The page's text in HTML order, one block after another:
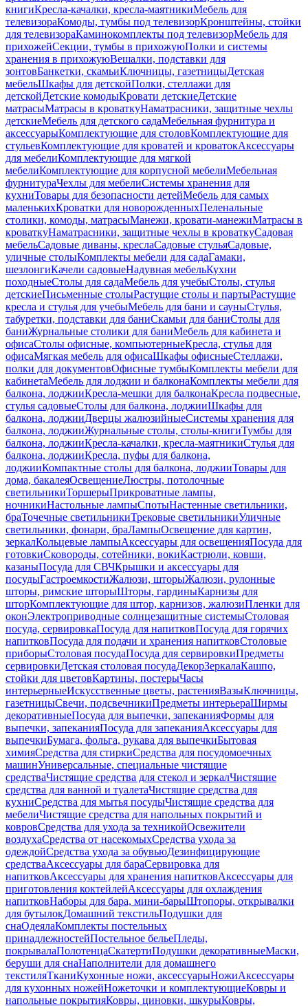
книгиКресла-качалки, кресла-маятникиМебель для
телевизораКомоды, тумбы под телевизорКронштейны, стойки
для телевизораКаминокомплекты под телевизорМебель для
прихожейСекции, тумбы в прихожуюПолки и системы
хранения в прихожуюВешалки, подставки для
зонтовБанкетки, скамьиКлючницы, газетницыДетская
мебельШкафы для детскойПолки, стеллажи для
детскойДетские комодыКровати детскиеДетские
матрасыМатрасы в кроваткуНаматрасники, защитные чехлы
детскиеМебель для детского садаМебельная фурнитура и
аксессуарыКомплектующие для столовКомплектующие для
стульевКомплектующие для кроватей и кроватокАксессуары
для мебелиКомплектующие для мягкой
мебелиКомплектующие для корпусной мебелиМебельная
фурнитураЧехлы для мебелиСистемы хранения для
кухниТовары для безопасности детейМебель для самых
маленькихКроватки для новорожденныхПеленальные
столики, комоды, матрасыМанежи, кровати-манежиМатрасы в
кроваткуНаматрасники, защитные чехлы в кроваткуСадовая
мебельСадовые диваны, креслаСадовые стульяСадовые,
уличные столыКомплекты мебели для садаГамаки,
шезлонгиКачели садовыеНадувная мебельКухни
походныеСтолы для садаМебель для учебыСтолы, стулья
детскиеПисьменные столыРастущие столы и партыРастущие
кресла и стулья для учебыМебель для бани и сауныСтулья,
табуретки, подставки для баниСкамьи для баниСтолы для
баниЖурнальные столики для баниМебель для кабинета и
офисаСтолы офисные, компьютерныеКресла, стулья для
офисаМягкая мебель для офисаШкафы офисныеСтеллажи,
полки для документовОфисные тумбыКомплекты мебели для
кабинетаМебель для лоджии и балконаКомплекты мебели для
балкона, лоджииКресла-мешки для балконаКресла подвесные,
стулья садовыеСтолы для балкона, лоджииШкафы для
балкона, лоджииДверцы жалюзийныеСистемы хранения для
балкона, лоджииЖурнальные столы, столы-книгиТумбы для
балкона, лоджииКресла-качалки, кресла-маятникиСтулья для
балкона, лоджииКресла, пуфы для балкона,
лоджииКомпактные столы для балкона, лоджииТовары для
дома, бакалеяОсвещениеЛюстры, потолочные
светильникиТоршерыПрикроватные лампы,
ночникиНастольные лампыСпотыНастенные светильники,
браТочечные светильникиТрековые светильникиУличные
светильники, фонари, браЛампыОсвещение для картин,
зеркалКольцевые лампыАксессуары для освещенияПосуда для
готовкиСковороды, сотейники, вокиКастрюли, ковши,
казаныПосуда для СВЧКрышки и аксессуары для
посудыГастроемкостиЖалюзи, шторыЖалюзи, рулонные
шторы, римские шторыШторы, гардиныКарнизы для
шторКомплектующие для штор, карнизов, жалюзиПленки для
оконЭлектроприводные солнцезащитные системыСтоловая
посуда, сервировкаПосуда для напитковПосуда для горячих
напитковПосуда для подачи и хранения напитковСтоловые
приборыСтоловая посудаПосуда для сервировкиПредметы
сервировкиДетская столовая посудаДекорЗеркалаКашпо,
стойки для цветовКартины, постерыЧасы
интерьерныеИскусственные цветы, растенияВазыКлючницы,
газетницыСвечи, подсвечникиПредметы интерьераШирмы
декоративныеПосуда для выпечки, запеканияФормы для
выпечки, запеканияПосуда для запеканияАксессуары для
выпечкиБумага, фольга, рукава для выпечкиБытовая
химияСредства для стиркиСредства для посудомоечных
машинУниверсальные, специальные чистящие
средстваЧистящие средства для стекол и зеркалЧистящие
средства для ванной и туалетаЧистящие средства для
кухниСредства для мытья посудыЧистящие средства для
мебелиЧистящие средства для напольных покрытий и
ковровСредства для ухода за техникойОсвежители
воздухаСредства от насекомыхСредства ухода за
одеждойСредства ухода за обувьюДезинфицирующие
средстваАксессуары для бараСервировка для
напитковАксессуары для хранения напитковАксессуары для
приготовления коктейлейАксессуары для охлаждения
напитковНаборы для бара, мини-барыШтопоры, открывалки
для бутылокДомашний текстильПодушки для
снаОдеялаКомплекты постельных
принадлежностейПостельное бельеПледы,
покрывалаПолотенцаСкатертиПодушки декоративныеМаски,
беруши для снаНаполнители для домашнего
текстиляТканиКухонные ножи, аксессуарыНожиАксессуары
для кухонных ножейНожеточки и комплектующиеКовры и
напольные покрытияКовры, циновки, шкурыКовры,